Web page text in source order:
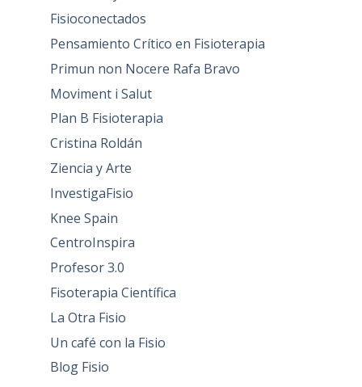
Fisioconectados
Pensamiento Crítico en Fisioterapia
Primun non Nocere Rafa Bravo
Moviment i Salut
Plan B Fisioterapia
Cristina Roldán
Ziencia y Arte
InvestigaFisio
Knee Spain
CentroInspira
Profesor 3.0
Fisoterapia Científica
La Otra Fisio
Un café con la Fisio
Blog Fisio